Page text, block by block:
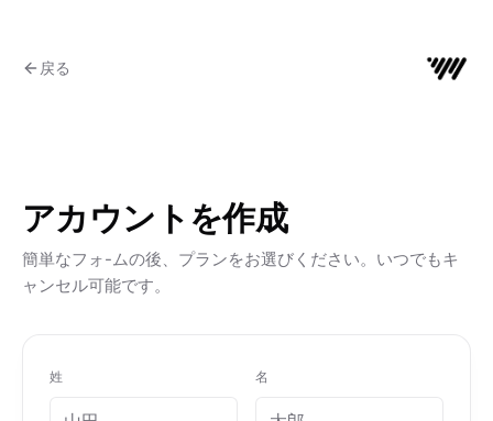
戻る
アカウントを作成
簡単なフォ-ムの後、プランをお選びください。いつでもキ
ャンセル可能です。
姓 名